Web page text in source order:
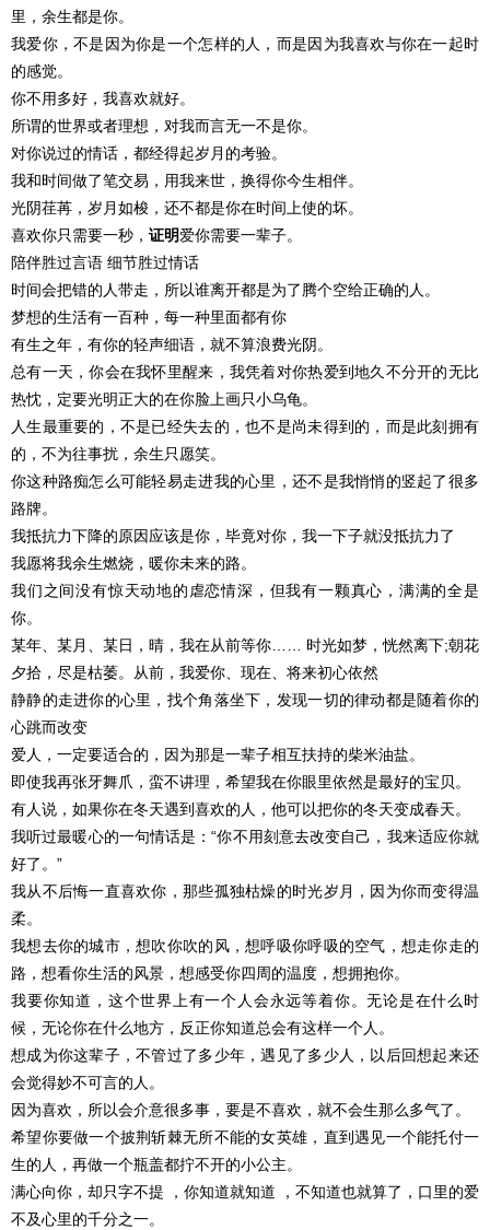
里，余生都是你。
我爱你，不是因为你是一个怎样的人，而是因为我喜欢与你在一起时
的感觉。
你不用多好，我喜欢就好。
所谓的世界或者理想，对我而言无一不是你。
对你说过的情话，都经得起岁月的考验。
我和时间做了笔交易，用我来世，换得你今生相伴。
光阴荏苒，岁月如梭，还不都是你在时间上使的坏。
喜欢你只需要一秒， 证明爱你需要一辈子。
陪伴胜过言语 细节胜过情话
时间会把错的人带走，所以谁离开都是为了腾个空给正确的人。
梦想的生活有一百种，每一种里面都有你
有生之年，有你的轻声细语，就不算浪费光阴。
总有一天，你会在我怀里醒来，我凭着对你热爱到地久不分开的无比
热忱，定要光明正大的在你脸上画只小乌龟。
人生最重要的，不是已经失去的，也不是尚未得到的，而是此刻拥有
的，不为往事扰，余生只愿笑。
你这种路痴怎么可能轻易走进我的心里，还不是我悄悄的竖起了很多
路牌。
我抵抗力下降的原因应该是你，毕竟对你，我一下子就没抵抗力了
我愿将我余生燃烧，暖你未来的路。
我们之间没有惊天动地的虐恋情深，但我有一颗真心，满满的全是
你。
某年、某月、某日，晴，我在从前等你…… 时光如梦，恍然离下;朝花
夕拾，尽是枯萎。从前，我爱你、现在、将来初心依然
静静的走进你的心里，找个角落坐下，发现一切的律动都是随着你的
心跳而改变
爱人，一定要适合的，因为那是一辈子相互扶持的柴米油盐。
即使我再张牙舞爪，蛮不讲理，希望我在你眼里依然是最好的宝贝。
有人说，如果你在冬天遇到喜欢的人，他可以把你的冬天变成春天。
我听过最暖心的一句情话是：“你不用刻意去改变自己，我来适应你就
好了。”
我从不后悔一直喜欢你，那些孤独枯燥的时光岁月，因为你而变得温
柔。
我想去你的城市，想吹你吹的风，想呼吸你呼吸的空气，想走你走的
路，想看你生活的风景，想感受你四周的温度，想拥抱你。
我要你知道，这个世界上有一个人会永远等着你。无论是在什么时
候，无论你在什么地方，反正你知道总会有这样一个人。
想成为你这辈子，不管过了多少年，遇见了多少人，以后回想起来还
会觉得妙不可言的人。
因为喜欢，所以会介意很多事，要是不喜欢，就不会生那么多气了。
希望你要做一个披荆斩棘无所不能的女英雄，直到遇见一个能托付一
生的人，再做一个瓶盖都拧不开的小公主。
满心向你，却只字不提 ，你知道就知道 ，不知道也就算了，口里的爱
不及心里的千分之一。